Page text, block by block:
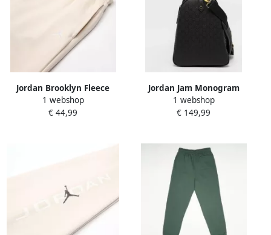
Jordan Brooklyn Fleece
Pants Unisex
Trainingsbroeken beige
1 webshop
€ 44,99
Jordan Jam Monogram
Duffle Bag Unisex
Sporttassen & Gymbags
1 webshop
€ 149,99